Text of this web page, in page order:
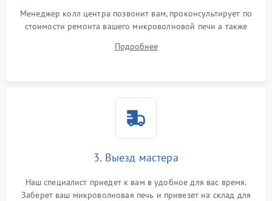
Менеджер колл центра позвонит вам, проконсультирует по
стоимости ремонта вашего микроволновой печи а также
Подробнее
3. Выезд мастера
Наш специалист приедет к вам в удобное для вас время.
Заберет ваш микроволновая печь и привезет на склад для